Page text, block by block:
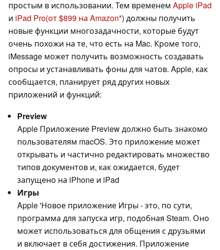
простым в использовании. Тем временем Apple iPad
и iPad Pro(от $899 на Amazon ) должны получить
новые функции многозадачности, которые будут
очень похожи на те, что есть на Mac. Кроме того,
iMessage может получить возможность создавать
опросы и устанавливать фоны для чатов. Apple, как
сообщается, планирует ряд других новых
приложений и функций:
Preview
Apple Приложение Preview должно быть знакомо
пользователям macOS. Это приложение может
открывать и частично редактировать множество
типов документов и, как ожидается, будет
запущено на iPhone и iPad
Игры
Apple 'Новое приложение Игры - это, по сути,
программа для запуска игр, подобная Steam. Оно
может использоваться для общения с друзьями
и включает в себя достижения. Приложение